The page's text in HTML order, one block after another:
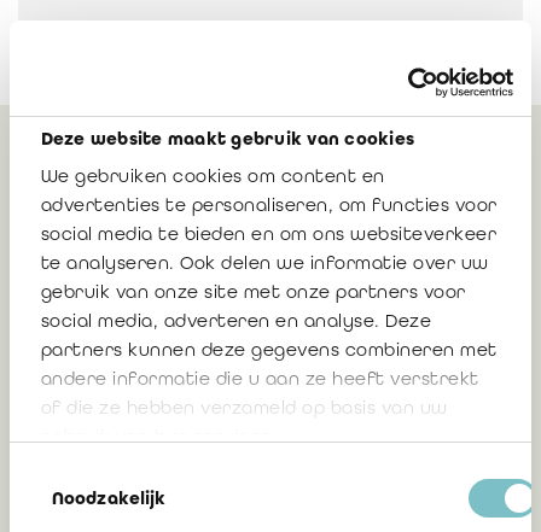
Deze website maakt gebruik van cookies
We gebruiken cookies om content en
advertenties te personaliseren, om functies voor
social media te bieden en om ons websiteverkeer
te analyseren. Ook delen we informatie over uw
gebruik van onze site met onze partners voor
social media, adverteren en analyse. Deze
partners kunnen deze gegevens combineren met
andere informatie die u aan ze heeft verstrekt
of die ze hebben verzameld op basis van uw
Noodzakelijk
Gerelateerd
Advies 2026/04: Toepassingsgebied van
de verschillende normen en
verduidelijkingen ten opzichte van de
gemeenschappelijke KMO-norm – update
van het advies 2019-12 en het advies
2025/04